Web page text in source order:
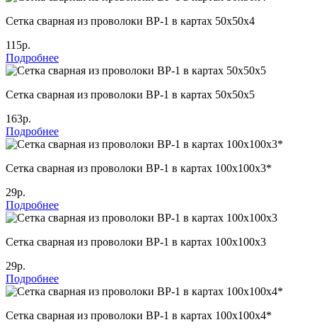
Сетка сварная из проволоки ВР-1 в картах 50х50х4
115р.
Подробнее
Сетка сварная из проволоки ВР-1 в картах 50х50х5
163р.
Подробнее
Сетка сварная из проволоки ВР-1 в картах 100х100х3*
29р.
Подробнее
Сетка сварная из проволоки ВР-1 в картах 100х100х3
29р.
Подробнее
Сетка сварная из проволоки ВР-1 в картах 100х100х4*